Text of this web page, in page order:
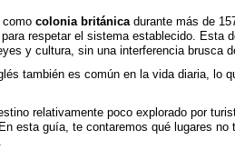
como colonia británicadurante más de
respetar el sistema establecido. Esta
y cultura, sin una interferencia brusca
también es común en la vida diaria, lo
relativamente poco explorado por
esta guía, te contaremos qué lugares no